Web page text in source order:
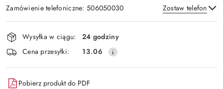
Zamówienie telefoniczne: 506050030 Zostaw telefon
Wyślij
Dostępność
i
dostawa
Wysyłka w ciągu:
24 godziny
Cena przesyłki:
13.06
Pobierz produkt do PDF